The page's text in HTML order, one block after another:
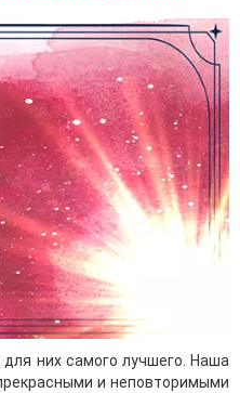
них самого лучшего. Наша
и неповторимыми